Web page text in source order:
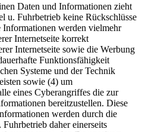
Daten und Informationen zieht
u. Fuhrbetrieb keine Rückschlüsse
Informationen werden vielmehr
Internetseite korrekt
Internetseite sowie die Werbung
Funktionsfähigkeit
Systeme und der Technik
sowie (4) um
eines Cyberangriffes die zur
bereitzustellen. Diese
werden durch die
daher einerseits